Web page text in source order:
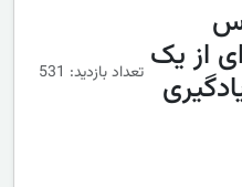
از یک تعداد بازدید: 531